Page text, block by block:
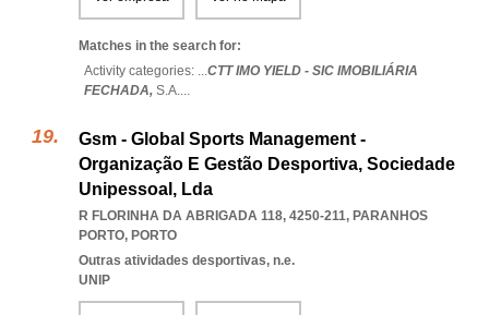
Matches in the search for:
Activity categories: ...CTT IMO YIELD - SIC IMOBILIÁRIA
FECHADA, S.A....
Gsm - Global Sports Management -
Organização E Gestão Desportiva, Sociedade
Unipessoal, Lda
R FLORINHA DA ABRIGADA 118, 4250-211, PARANHOS
PORTO, PORTO
Outras atividades desportivas, n.e.
UNIP